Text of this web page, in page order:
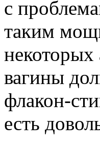
с
таким
вагины
флакон-
есть